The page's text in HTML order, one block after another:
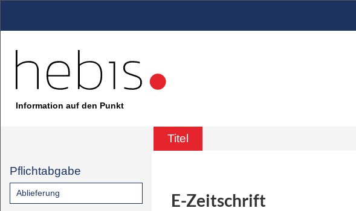
Information auf den Punkt
Titel
Pflichtabgabe
Ablieferung E-Zeitschrift